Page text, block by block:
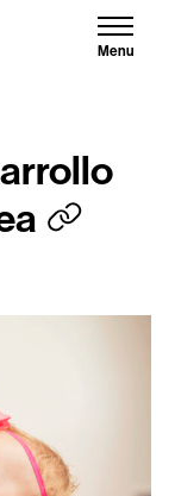
University
Menu